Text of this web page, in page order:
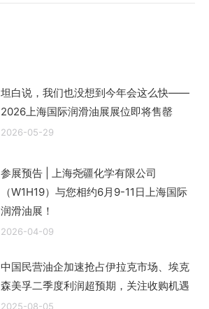
坦白说，我们也没想到今年会这么快——
2026上海国际润滑油展展位即将售罄
2026-05-29
参展预告 | 上海尧疆化学有限公司
（W1H19）与您相约6月9-11日上海国际
润滑油展！
2026-04-09
中国民营油企加速抢占伊拉克市场、埃克
森美孚二季度利润超预期，关注收购机遇
2025-08-05